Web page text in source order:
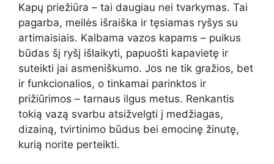
Kapų priežiūra – tai daugiau nei tvarkymas. Tai
pagarba, meilės išraiška ir tęsiamas ryšys su
artimaisiais. Kalbama vazos kapams – puikus
būdas šį ryšį išlaikyti, papuošti kapavietę ir
suteikti jai asmeniškumo. Jos ne tik gražios, bet
ir funkcionalios, o tinkamai parinktos ir
prižiūrimos – tarnaus ilgus metus. Renkantis
tokią vazą svarbu atsižvelgti į medžiagas,
dizainą, tvirtinimo būdus bei emocinę žinutę,
kurią norite perteikti.